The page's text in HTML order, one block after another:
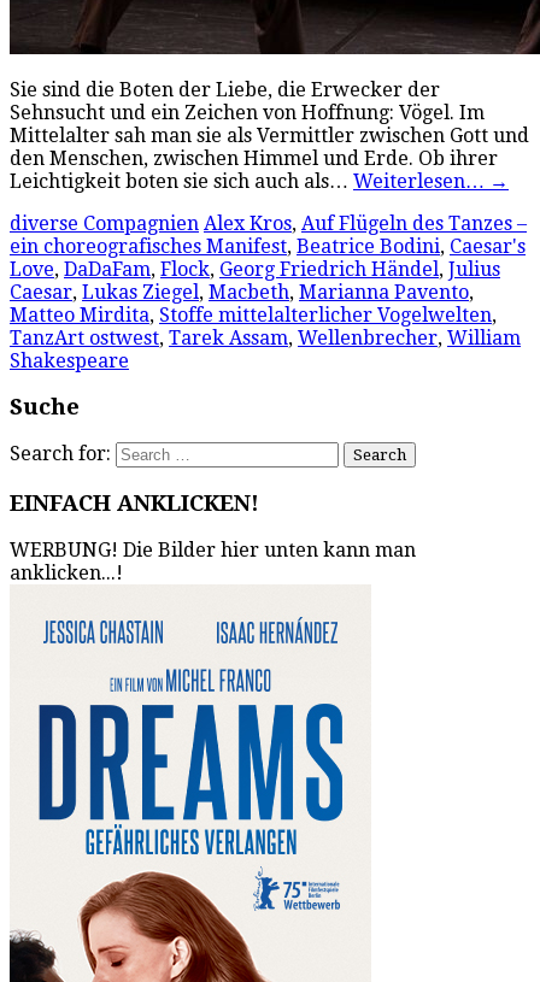
Sie sind die Boten der Liebe, die Erwecker der
Sehnsucht und ein Zeichen von Hoffnung: Vögel. Im
Mittelalter sah man sie als Vermittler zwischen Gott und
den Menschen, zwischen Himmel und Erde. Ob ihrer
Leichtigkeit boten sie sich auch als… Weiterlesen… →
diverse Compagnien Alex Kros, Auf Flügeln des Tanzes –
ein choreografisches Manifest, Beatrice Bodini, Caesar's
Love, DaDaFam, Flock, Georg Friedrich Händel, Julius
Caesar, Lukas Ziegel, Macbeth, Marianna Pavento,
Matteo Mirdita, Stoffe mittelalterlicher Vogelwelten,
TanzArt ostwest, Tarek Assam, Wellenbrecher, William
Shakespeare
Suche
Search for:
EINFACH ANKLICKEN!
WERBUNG! Die Bilder hier unten kann man
anklicken...!